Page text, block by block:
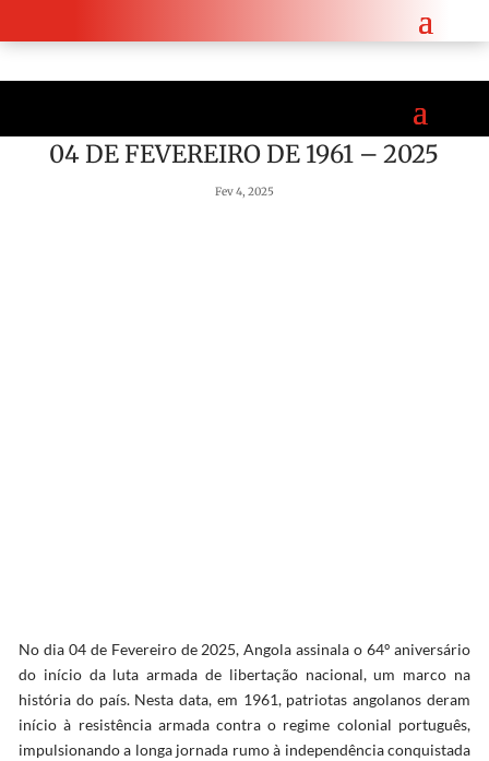
reforça cooperação entre Angola e a República Checa.Saiba mais aqui!
04 DE FEVEREIRO DE 1961 – 2025
Fev 4, 2025
No dia 04 de Fevereiro de 2025, Angola assinala o 64º aniversário
do início da luta armada de libertação nacional, um marco na
história do país. Nesta data, em 1961, patriotas angolanos deram
início à resistência armada contra o regime colonial português,
impulsionando a longa jornada rumo à independência conquistada